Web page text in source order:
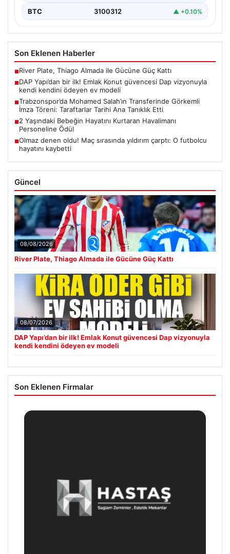
BTC 3100312 ▲ +0.10%
Son Eklenen Haberler
■River Plate, Thiago Almada ile Gücüne Güç Kattı
■DAP Yapı’dan bir ilk! Emlak Konut güvencesi Dap vizyonuyla
kendi kendini ödeyen ev modeli
■Trabzonspor’da Mohamed Salah’ın Transferinde Görkemli
İmza Töreni: Taraftarlar Tarihi Ana Tanıklık Etti
■2 Yaşındaki Bebeğin Hayatını Kurtaran Havalimanı
Personeline Ödül
■Olmaz denen oldu! Maç sırasında yıldırım çarptı: O futbolcu
hayatını kaybetti
Güncel
08/08/2026
River Plate, Thiago Almada ile Gücüne Güç Kattı
08/07/2026
DAP Yapı’dan bir ilk! Emlak Konut güvencesi Dap vizyonuyla
kendi kendini ödeyen ev modeli
Son Eklenen Firmalar